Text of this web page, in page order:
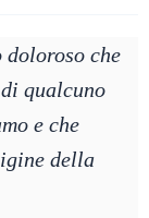
che
qualcuno
e che
della